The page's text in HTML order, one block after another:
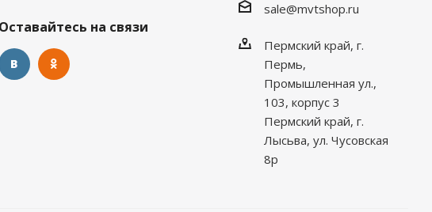
Оставайтесь на связи
sale@mvtshop.ru
Пермский край, г.
Пермь,
Промышленная ул.,
103, корпус 3
Пермский край, г.
Лысьва, ул. Чусовская
8р